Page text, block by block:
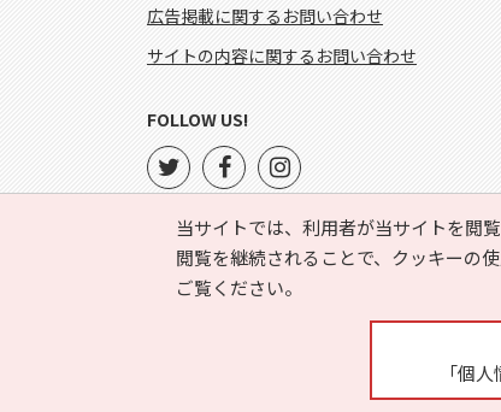
当サイトでは、利用者が当サイトを閲
閲覧を継続されることで、クッキーの
ご覧ください。
「個
広告掲載に関するお問い合わせ
サイトの内容に関するお問い合わせ
FOLLOW US!